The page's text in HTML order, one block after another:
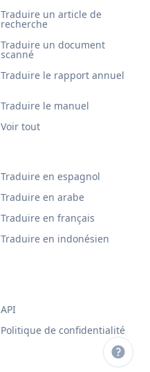
Traduire un article de
recherche
Traduire un document
scanné
Traduire le rapport annuel
Traduire le manuel
Voir tout
Traduire en espagnol
Traduire en arabe
Traduire en français
Traduire en indonésien
API
Politique de confidentialité